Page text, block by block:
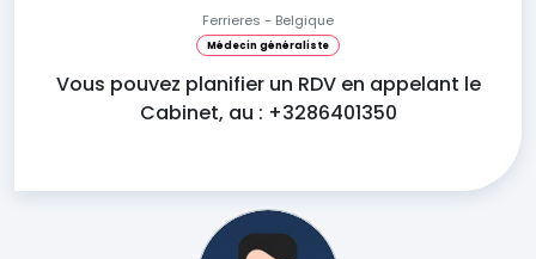
Ferrieres - Belgique
Médecin généraliste
Vous pouvez planifier un RDV en appelant le
Cabinet, au : +3286401350